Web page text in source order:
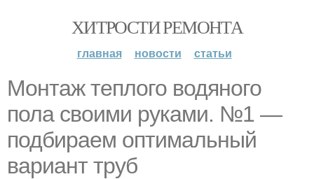
ХИТРОСТИ РЕМОНТА
главная новости статьи
Монтаж теплого водяного
пола своими руками. №1 —
подбираем оптимальный
вариант труб